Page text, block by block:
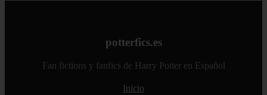
potterfics.es
Fan fictions y fanfics de Harry Potter en Español
Inicio